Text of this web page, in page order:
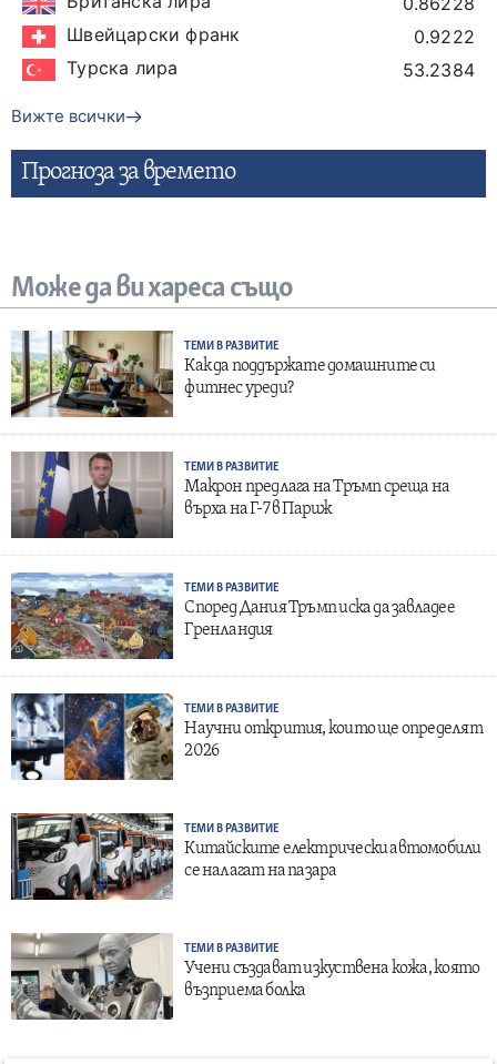
Швейцарски франк
0.9222
Турска лира
53.2384
Вижте всички
Прогнозa за времето
Може да ви хареса също
ТЕМИ В РАЗВИТИЕ
Как да поддържате домашните си
фитнес уреди?
ТЕМИ В РАЗВИТИЕ
Макрон предлага на Тръмп среща на
върха на Г-7 в Париж
ТЕМИ В РАЗВИТИЕ
Според Дания Тръмп иска да завладее
Гренландия
ТЕМИ В РАЗВИТИЕ
Научни открития, които ще определят
2026
ТЕМИ В РАЗВИТИЕ
Китайските електрически автомобили
се налагат на пазара
ТЕМИ В РАЗВИТИЕ
Учени създават изкуствена кожа, която
възприема болка